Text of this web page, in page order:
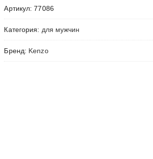
Артикул:77086
Категория: для мужчин
Бренд: Kenzo